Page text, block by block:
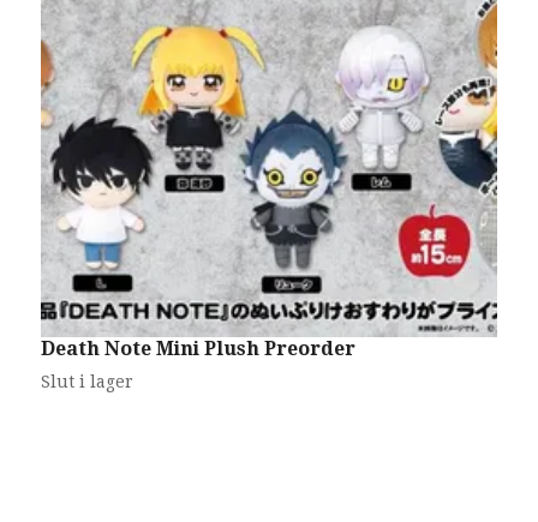
Death Note Mini Plush Preorder
Slut i lager